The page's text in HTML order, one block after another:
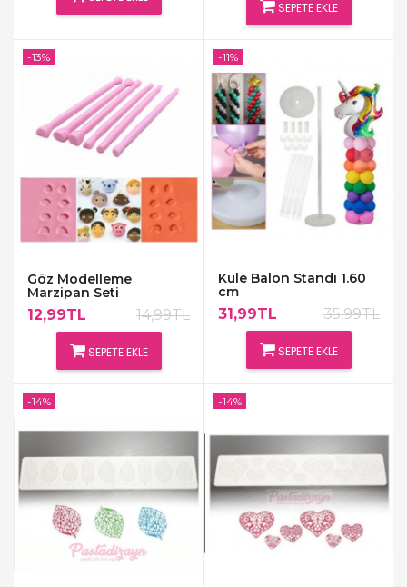
SEPETE EKLE
-13%
Göz Modelleme
Marzipan Seti
12,99TL 14,99TL
SEPETE EKLE
-11%
Kule Balon Standı 1.60
cm
31,99TL 35,99TL
SEPETE EKLE
-14% -14%